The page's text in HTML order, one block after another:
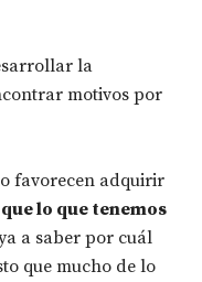
la
motivos por
favorecen adquirir
lo que tenemos
a saber por cuál
que mucho de lo